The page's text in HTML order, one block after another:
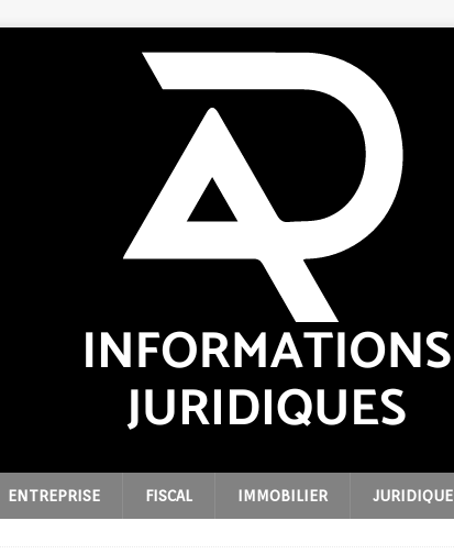
ENTREPRISE FISCAL IMMOBILIER JURIDIQUE